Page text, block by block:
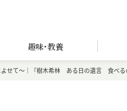
趣味･教養
よせて～｜『樹木希林 ある日の遺言 食べ